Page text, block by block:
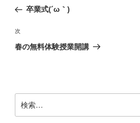
ナ
ビ
ゲ
ン
の
稿
卒業式(´ω｀)
次
の
次
春の無料体験授業開講
索: